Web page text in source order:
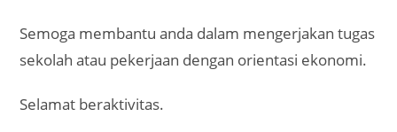
Semoga membantu anda dalam mengerjakan tugas
sekolah atau pekerjaan dengan orientasi ekonomi.
Selamat beraktivitas.